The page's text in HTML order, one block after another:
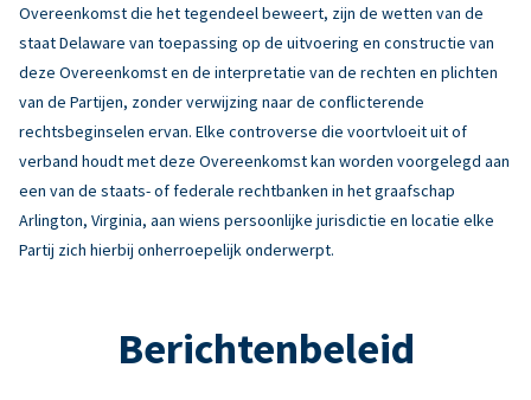
Overeenkomst die het tegendeel beweert, zijn de wetten van de
staat Delaware van toepassing op de uitvoering en constructie van
deze Overeenkomst en de interpretatie van de rechten en plichten
van de Partijen, zonder verwijzing naar de conflicterende
rechtsbeginselen ervan. Elke controverse die voortvloeit uit of
verband houdt met deze Overeenkomst kan worden voorgelegd aan
een van de staats- of federale rechtbanken in het graafschap
Arlington, Virginia, aan wiens persoonlijke jurisdictie en locatie elke
Partij zich hierbij onherroepelijk onderwerpt.
Berichtenbeleid